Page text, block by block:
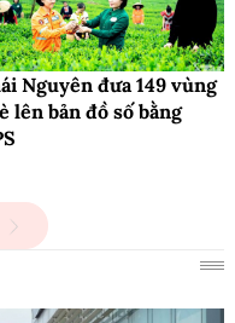
Nguyên đưa 149 vùng
lên bản đồ số bằng